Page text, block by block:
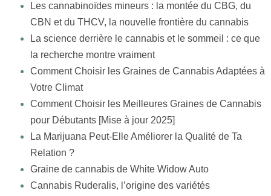
Les cannabinoïdes mineurs : la montée du CBG, du
CBN et du THCV, la nouvelle frontière du cannabis
La science derrière le cannabis et le sommeil : ce que
la recherche montre vraiment
Comment Choisir les Graines de Cannabis Adaptées à
Votre Climat
Comment Choisir les Meilleures Graines de Cannabis
pour Débutants [Mise à jour 2025]
La Marijuana Peut-Elle Améliorer la Qualité de Ta
Relation ?
Graine de cannabis de White Widow Auto
Cannabis Ruderalis, l’origine des variétés